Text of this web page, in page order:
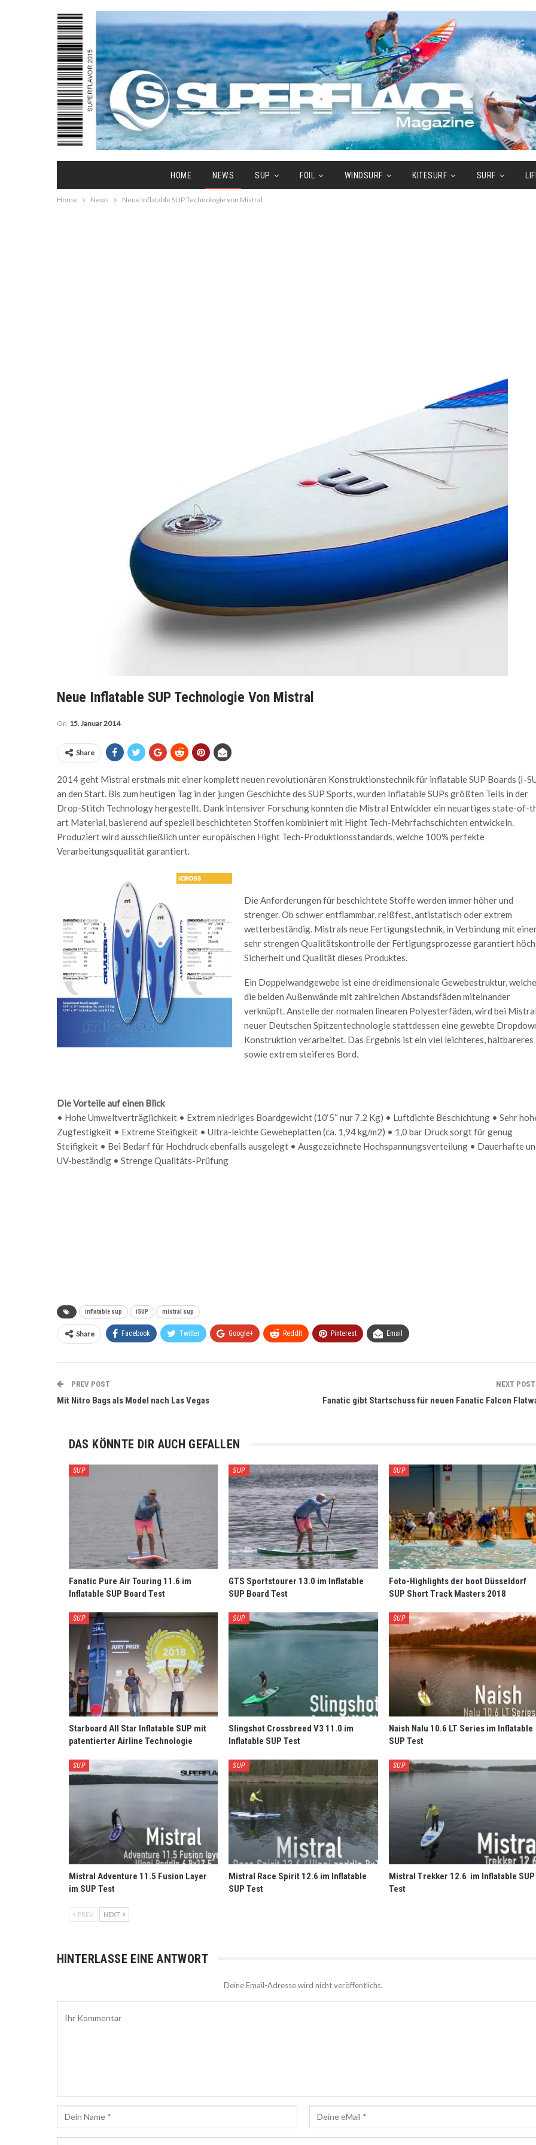
HOME NEWS SUP FOIL WINDSURF KITESURF SURF
Home News Neue Inflatable SUP Technologie von Mistral
Neue Inflatable SUP Technologie Von Mistral
On 15. Januar 2014
Share
2014 geht Mistral erstmals mit einer komplett neuen revolutionären Konstruktionstechnik für inflatable SUP Boards (I-
an den Start. Bis zum heutigen Tag in der jungen Geschichte des SUP Sports, wurden Inflatable SUPs größten Teils in der
Drop-Stitch Technology hergestellt. Dank intensiver Forschung konnten die Mistral Entwickler ein neuartiges state-of-
art Material, basierend auf speziell beschichteten Stoffen kombiniert mit Hight Tech-Mehrfachschichten entwickeln.
Produziert wird ausschließlich unter europäischen Hight Tech-Produktionsstandards, welche 100% perfekte
Verarbeitungsqualität garantiert.
Die Anforderungen für beschichtete Stoffe werden immer höher und
strenger. Ob schwer entflammbar, reißfest, antistatisch oder extrem
wetterbeständig. Mistrals neue Fertigungstechnik, in Verbindung mit
sehr strengen Qualitätskontrolle der Fertigungsprozesse garantiert
Sicherheit und Qualität dieses Produktes.
Ein Doppelwandgewebe ist eine dreidimensionale Gewebestruktur, welche
die beiden Außenwände mit zahlreichen Abstandsfäden miteinander
verknüpft. Anstelle der normalen linearen Polyesterfäden, wird bei
neuer Deutschen Spitzentechnologie stattdessen eine gewebte
Konstruktion verarbeitet. Das Ergebnis ist ein viel leichteres, haltbareres
sowie extrem steiferes Bord.
Die Vorteile auf einen Blick
• Hohe Umweltverträglichkeit • Extrem niedriges Boardgewicht (10‘5“ nur 7.2 Kg) • Luftdichte Beschichtung • Sehr
Zugfestigkeit • Extreme Steifigkeit • Ultra-leichte Gewebeplatten (ca. 1,94 kg/m2) • 1,0 bar Druck sorgt für genug
Steifigkeit • Bei Bedarf für Hochdruck ebenfalls ausgelegt • Ausgezeichnete Hochspannungsverteilung • Dauerhafte
UV-beständig • Strenge Qualitäts-Prüfung
inflatable sup iSUP mistral sup
Share Facebook Twitter Google+ ReddIt Pinterest Email
PREV POST
Mit Nitro Bags als Model nach Las Vegas
NEXT
Fanatic gibt Startschuss für neuen Fanatic Falcon
DAS KÖNNTE DIR AUCH GEFALLEN
SUP
Fanatic Pure Air Touring 11.6 im
Inflatable SUP Board Test
SUP
GTS Sportstourer 13.0 im Inflatable
SUP Board Test
SUP
Foto-Highlights der boot Düsseldorf
SUP Short Track Masters 2018
SUP
Starboard All Star Inflatable SUP mit
patentierter Airline Technologie
SUP
Slingshot Crossbreed V3 11.0 im
Inflatable SUP Test
SUP
Naish Nalu 10.6 LT Series im Inflatable
SUP Test
SUP
Mistral Adventure 11.5 Fusion Layer
im SUP Test
SUP
Mistral Race Spirit 12.6 im Inflatable
SUP Test
SUP
Mistral Trekker 12.6 im Inflatable SUP
Test
PREV NEXT
HINTERLASSE EINE ANTWORT
Deine Email-Adresse wird nicht veröffentlicht.